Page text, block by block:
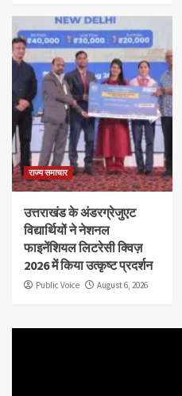
राज्य समाचार
उत्तराखंड के अंडरग्रेजुएट
विद्यार्थियों ने नेशनल
फाइनेंशियल लिटरेसी क्विज़
2026 में किया उत्कृष्ट प्रदर्शन
Public Voice August 6, 2026